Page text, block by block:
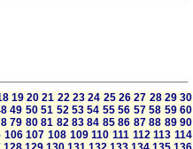
19 20 21 22 23 24 25 26 27 28 29 30
49 50 51 52 53 54 55 56 57 58 59 60
79 80 81 82 83 84 85 86 87 88 89 90
106 107 108 109 110 111 112 113 114